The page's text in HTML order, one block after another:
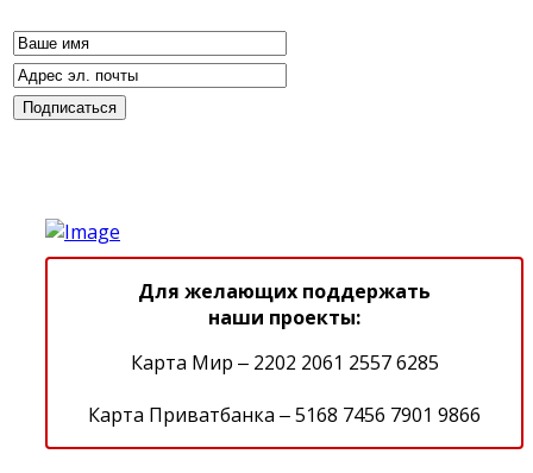
Для желающих поддержать
наши проекты:
Карта Мир ‒ 2202 2061 2557 6285
Карта Приватбанка ‒ 5168 7456 7901 9866